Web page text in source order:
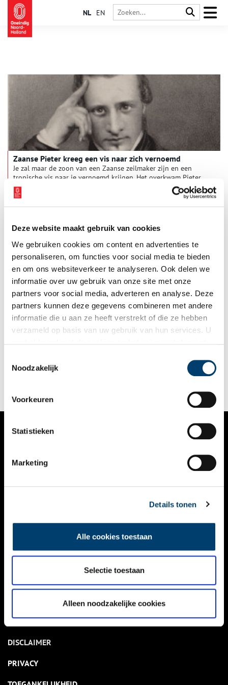
Deze website maakt gebruik van cookies
We gebruiken cookies om content en advertenties te
personaliseren, om functies voor social media te bieden
en om ons websiteverkeer te analyseren. Ook delen we
informatie over uw gebruik van onze site met onze
partners voor social media, adverteren en analyse. Deze
partners kunnen deze gegevens combineren met andere
informatie die u aan ze heeft verstrekt of die ze hebben
verzameld op basis van uw gebruik van hun services. U
Noodzakelijk
Voorkeuren
Statistieken
Marketing
Details tonen
Alle cookies toestaan
Selectie toestaan
Alleen noodzakelijke cookies
NL EN
Zaanse Pieter kreeg een vis naar zich vernoemd
Je zal maar de zoon van een Zaanse zeilmaker zijn en een
tropische vis naar je vernoemd krijgen. Het overkwam Pieter
Bleeker (1819-1878). Zijn levensverhaal leest als een
spannend boek. Hoe kwam deze Zaanse jongen in het Indische
leger terecht? Waarom kreeg hij meermalen een eredoctoraat?
Jac. P. Thijsse en de Diemerzeedijk
‘Hele ritsen van zwarte zeeëenden dobberen op de baren, een
zwarte streep op het vale zeetje en als ze opvliegen lijkt het, of
observaties al in 1915 op terwijl hij aan de Diemerzeedijk bij
Amsterdam staat. Thijsse is een van de grondleggers van ons
NIEUWS
KALENDER
ACTIVITEITEN
NIEUWSBRIEF
DISCLAIMER
PRIVACY